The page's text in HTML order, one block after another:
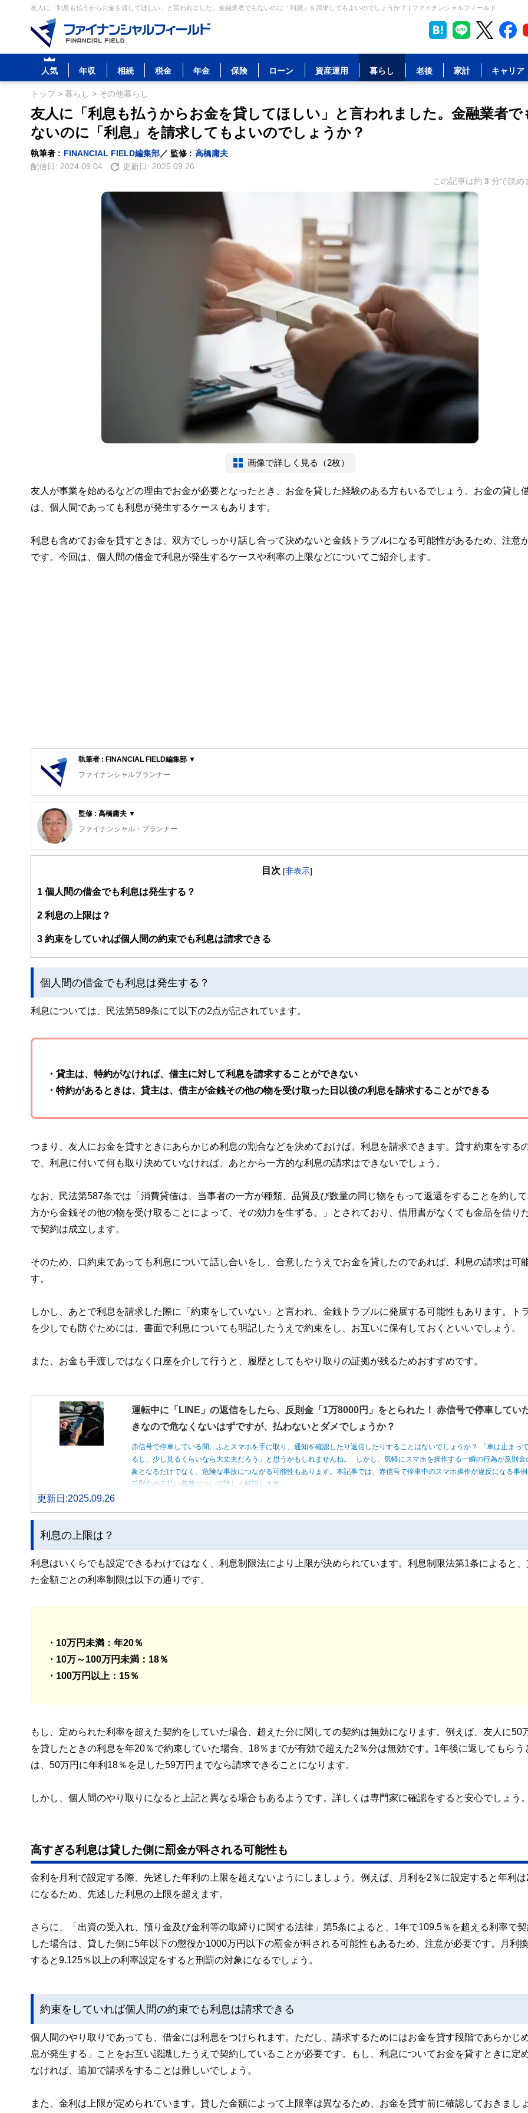
友人に「利息も払うからお金を貸してほしい」と言われました。金融業者でもないのに「利息」を請求してもよいのでしょうか？ | ファイナンシャルフィールド
人気 年収 相続 税金 年金 保険 ローン 資産運用 暮らし 老後 家計 キャリア
トップ> 暮らし > その他暮らし
友人に「利息も払うからお金を貸してほしい」と言われました。金融業者で
ないのに「利息」を請求してもよいのでしょうか？
執筆者 : FINANCIAL FIELD編集部 ／ 監修 : 高橋庸夫
配信日: 2024.09.04 更新日: 2025.09.26
この記事は約 3 分で読め
画像で詳しく見る（2枚）
友人が事業を始めるなどの理由でお金が必要となったとき、お金を貸した経験のある方もいるでしょう。お金の貸し
は、個人間であっても利息が発生するケースもあります。
利息も含めてお金を貸すときは、双方でしっかり話し合って決めないと金銭トラブルになる可能性があるため、注意
です。今回は、個人間の借金で利息が発生するケースや利率の上限などについてご紹介します。
執筆者 : FINANCIAL FIELD編集部 ▼
ファイナンシャルプランナー
FinancialField編集部は、金融、経済に関する記事を、日々の暮らしにどのような影響を与えるかという視点で、お金の知識がない方でも理解
編集部のメンバーは、ファイナンシャルプランナーの資格取得者を中心に「お金や暮らし」に関する書籍・雑誌の編集経験者で構成され、企
FinancialFieldの特徴は、ファイナンシャルプランナー、弁護士、税理士、宅地建物取引士、相続診断士、住宅ローンアドバイザー、DCプラ
ー、公認会計士、社会保険労務士、行政書士、投資アナリスト、キャリアコンサルタントなど150名以上の有資格者を執筆者・監修者として迎
え、むずかしく感じられる年金や税金、相続、保険、ローンなどの話をわかりやすく発信している点です。
このように編集経験豊富なメンバーと金融や経済に精通した執筆者・監修者による執筆体制を築くことで、内容のわかりやすさはもちろんのこ
監修 : 高橋庸夫 ▼
ファイナンシャル・プランナー
住宅ローンアドバイザー ,宅地建物取引士, マンション管理士, 防災士
経験した「サラリーマンの退職、住宅ローン、子育て教育、資産運用」などの実体験をベースとして、個別相談、セミナー講師など精力的に活
目次 [非表示]
1 個人間の借金でも利息は発生する？
2 利息の上限は？
3 約束をしていれば個人間の約束でも利息は請求できる
個人間の借金でも利息は発生する？
利息については、民法第589条にて以下の2点が記されています。
・貸主は、特約がなければ、借主に対して利息を請求することができない
・特約があるときは、貸主は、借主が金銭その他の物を受け取った日以後の利息を請求することができる
つまり、友人にお金を貸すときにあらかじめ利息の割合などを決めておけば、利息を請求できます。貸す約束をする
で、利息に付いて何も取り決めていなければ、あとから一方的な利息の請求はできないでしょう。
なお、民法第587条では「消費貸借は、当事者の一方が種類、品質及び数量の同じ物をもって返還をすることを約し
方から金銭その他の物を受け取ることによって、その効力を生ずる。」とされており、借用書がなくても金品を借り
で契約は成立します。
そのため、口約束であっても利息について話し合いをし、合意したうえでお金を貸したのであれば、利息の請求は可
す。
しかし、あとで利息を請求した際に「約束をしていない」と言われ、金銭トラブルに発展する可能性もあります。ト
を少しでも防ぐためには、書面で利息についても明記したうえで約束をし、お互いに保有しておくといいでしょう。
また、お金も手渡しではなく口座を介して行うと、履歴としてもやり取りの証拠が残るためおすすめです。
運転中に「LINE」の返信をしたら、反則金「1万8000円」をとられた！ 赤信号で停車してい
きなので危なくないはずですが、払わないとダメでしょうか？
赤信号で停車している間、ふとスマホを手に取り、通知を確認したり返信したりすることはないでしょうか？ 「車は止まっ
るし、少し見るくらいなら大丈夫だろう」と思うかもしれませんね。 しかし、気軽にスマホを操作する一瞬の行為が反則金
象となるだけでなく、危険な事故につながる可能性もあります。本記事では、赤信号で停車中のスマホ操作が違反になる事例
反則金の支払い義務について詳しく解説します。
更新日:2025.09.26
利息の上限は？
利息はいくらでも設定できるわけではなく、利息制限法により上限が決められています。利息制限法第1条によると、
た金額ごとの利率制限は以下の通りです。
・10万円未満：年20％
・10万～100万円未満：18％
・100万円以上：15％
もし、定められた利率を超えた契約をしていた場合、超えた分に関しての契約は無効になります。例えば、友人に50
を貸したときの利息を年20％で約束していた場合、18％までが有効で超えた2％分は無効です。1年後に返してもらう
は、50万円に年利18％を足した59万円までなら請求できることになります。
しかし、個人間のやり取りになると上記と異なる場合もあるようです。詳しくは専門家に確認をすると安心でしょう。
高すぎる利息は貸した側に罰金が科される可能性も
金利を月利で設定する際、先述した年利の上限を超えないようにしましょう。例えば、月利を2％に設定すると年利は
になるため、先述した利息の上限を超えます。
さらに、「出資の受入れ、預り金及び金利等の取締りに関する法律」第5条によると、1年で109.5％を超える利率で
した場合は、貸した側に5年以下の懲役か1000万円以下の罰金が科される可能性もあるため、注意が必要です。月利
すると9.125％以上の利率設定をすると刑罰の対象になるでしょう。
約束をしていれば個人間の約束でも利息は請求できる
個人間のやり取りであっても、借金には利息をつけられます。ただし、請求するためにはお金を貸す段階であらかじ
息が発生する」ことをお互い認識したうえで契約していることが必要です。もし、利息についてお金を貸すときに定
なければ、追加で請求をすることは難しいでしょう。
また、金利は上限が定められています。貸した金額によって上限率は異なるため、お金を貸す前に確認しておきましょ